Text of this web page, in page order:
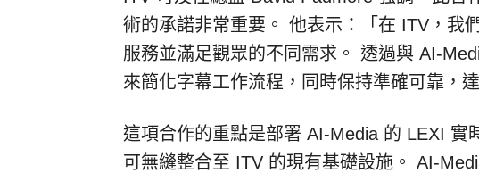
術的承諾非常重要。 他表示：「在 ITV，我
服務並滿足觀眾的不同需求。 透過與 AI-
來簡化字幕工作流程，同時保持準確可靠，達
這項合作的重點是部署 AI-Media 的 LEXI 實
可無縫整合至 ITV 的現有基礎設施。 AI-